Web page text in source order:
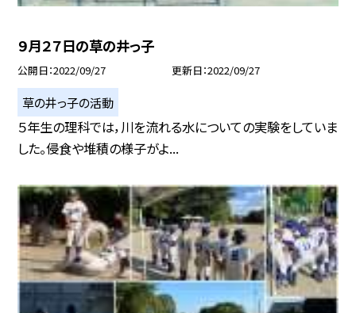
９月２７日の草の井っ子
公開日 2022/09/27 更新日 2022/09/27
草の井っ子の活動
５年生の理科では，川を流れる水についての実験をしていま
した。侵食や堆積の様子がよ...